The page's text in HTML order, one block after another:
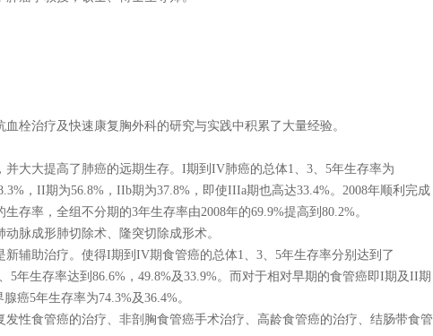
治疗及快速康复胸外科的研究与实践中积累了大量经验。
大提高了肺癌的远期生存。I期到IV肺癌的总体1、3、5年生存率为
，II期为56.8%，IIb期为37.8%，即使IIIa期也高达33.4%。2008年顺利完成
存率，全组不分期的3年生存率由2008年的69.9%提高到80.2%。
脉成形肺切除术、隆突切除成形术。
助治疗。使得I期到IV期食管癌的总体1、3、5年生存率分别达到了
5年生存率达到86.6%，49.8%及33.9%。而对于相对早期的食管癌即I期及II期
癌5年生存率为74.3%及36.4%。
食管癌的治疗、非剖胸食管癌手术治疗、高龄食管癌的治疗、结肠带食管